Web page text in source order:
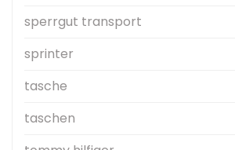
sperrgut transport
sprinter
tasche
taschen